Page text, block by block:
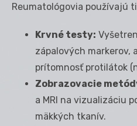
Reumatológovia používajú
Krvné testy:
zápalových markerov,
prítomnosť protilátok
Zobrazovacie
a MRI na vizualizáciu
mäkkých tkanív.